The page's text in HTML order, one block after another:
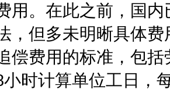
用。在此之前，国
，但多未明晰具体
偿费用的标准，包
时计算单位工日，